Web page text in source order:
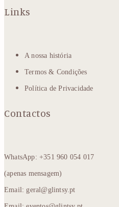
Links
A nossa história
Termos & Condições
Política de Privacidade
Contactos
WhatsApp: +351 960 054 017
(apenas mensagem)
Email: geral@glintsy.pt